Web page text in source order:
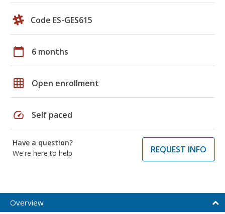
Code ES-GES615
calendar_today 6 months
grid_on Open enrollment
speed Self paced
Have a question?
We're here to help
REQUEST INFO
Overview